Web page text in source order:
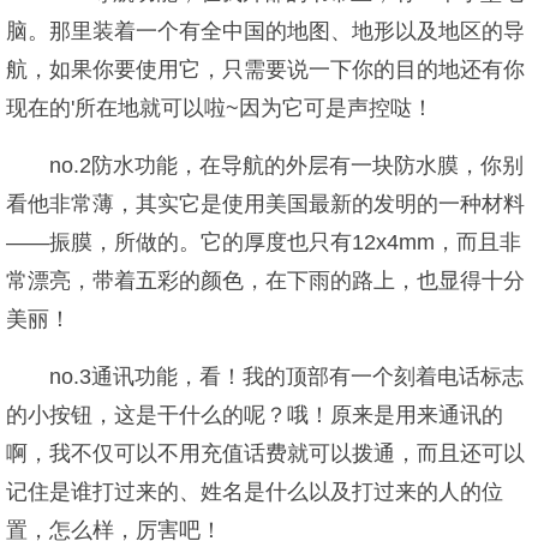
脑。那里装着一个有全中国的地图、地形以及地区的导
航，如果你要使用它，只需要说一下你的目的地还有你
现在的'所在地就可以啦~因为它可是声控哒！
no.2防水功能，在导航的外层有一块防水膜，你别
看他非常薄，其实它是使用美国最新的发明的一种材料
——振膜，所做的。它的厚度也只有12x4mm，而且非
常漂亮，带着五彩的颜色，在下雨的路上，也显得十分
美丽！
no.3通讯功能，看！我的顶部有一个刻着电话标志
的小按钮，这是干什么的呢？哦！原来是用来通讯的
啊，我不仅可以不用充值话费就可以拨通，而且还可以
记住是谁打过来的、姓名是什么以及打过来的人的位
置，怎么样，厉害吧！